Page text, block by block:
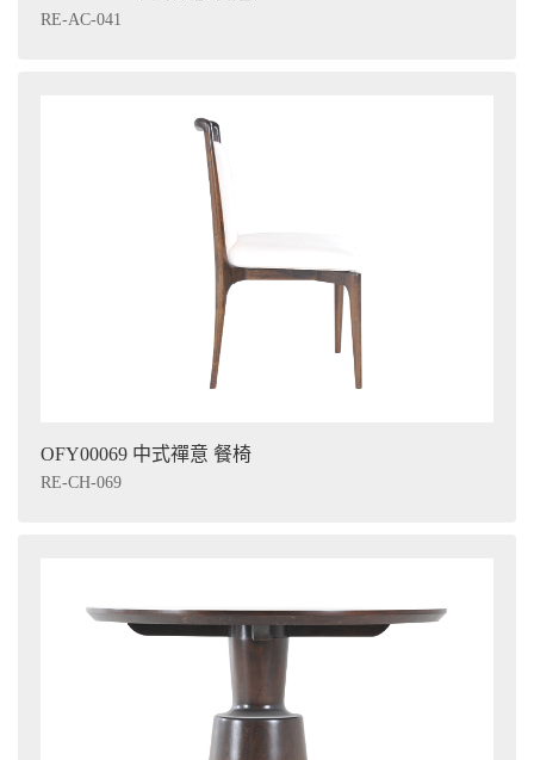
RE-AC-041
OFY00069 中式禪意 餐椅
RE-CH-069